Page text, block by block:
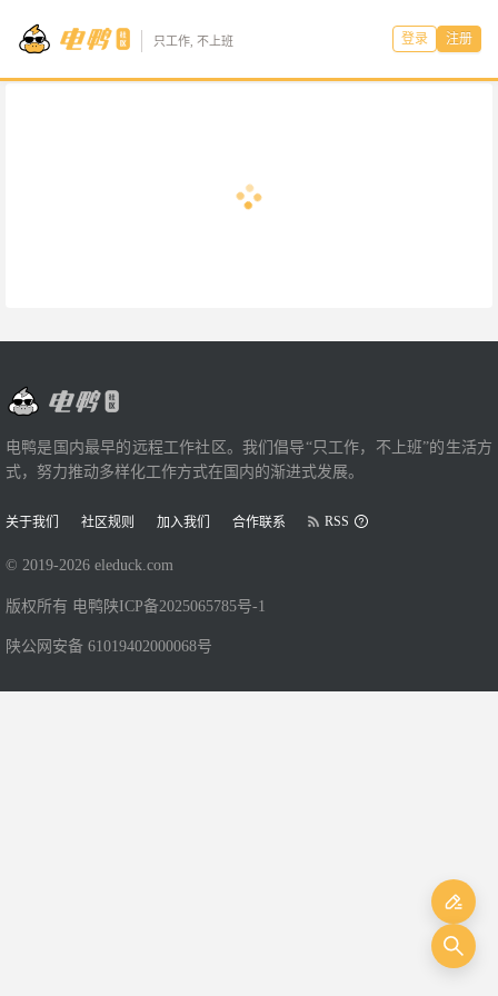
只工作, 不上班 登录 注册
电鸭是国内最早的远程工作社区。我们倡导“只工作，不上班”的生活方
式，努力推动多样化工作方式在国内的渐进式发展。
关于我们 社区规则 加入我们 合作联系 RSS
© 2019-2026 eleduck.com
版权所有 电鸭 陕ICP备2025065785号-1
陕公网安备 61019402000068号